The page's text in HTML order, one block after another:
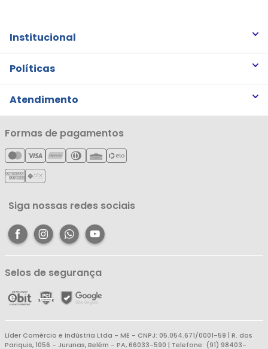
Institucional
Quem somos
Notícias
Cartão Líderzan
Políticas
Trocas e Devoluções
Política de Privacidade
Política de Entrega
Política de Reembolso
Atendimento
Minha Conta
Meus Pedidos
Meus Favoritos
Central de Atendimento
Formas de pagamentos
Siga nossas redes sociais
Selos de segurança
Líder Comércio e Indústria Ltda - ME - CNPJ: 05.054.671/0001-59 | R. dos
Pariquis, 1056 - Jurunas, Belém - PA, 66033-590 | Telefone: (91) 98403-